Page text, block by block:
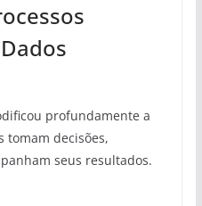
profundamente a
tomam decisões,
seus resultados.